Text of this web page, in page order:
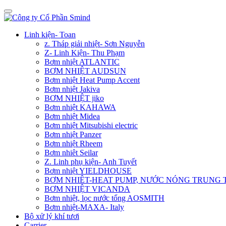
Linh kiện- Toan
z. Tháp giải nhiệt- Sơn Nguyễn
Z- Linh Kiện- Thu Phạm
Bơm nhiệt ATLANTIC
BƠM NHIỆT AUDSUN
Bơm nhiệt Heat Pump Accent
Bơm nhiệt Jakiva
BƠM NHIỆT jiko
Bơm nhiệt KAHAWA
Bơm nhiệt Midea
Bơm nhiệt Mitsubishi electric
Bơm nhiệt Panzer
Bơm nhiệt Rheem
Bơm nhiêt Seilar
Z. Linh phụ kiện- Anh Tuyết
Bơm nhiệt YIELDHOUSE
BƠM NHIÊT-HEAT PUMP, NƯỚC NÓNG TRUNG
BƠM NHIỆT VICANDA
Bơm nhiệt, lọc nước tổng AOSMITH
Bơm nhiệt-MAXA- Italy
Bộ xử lý khí tươi